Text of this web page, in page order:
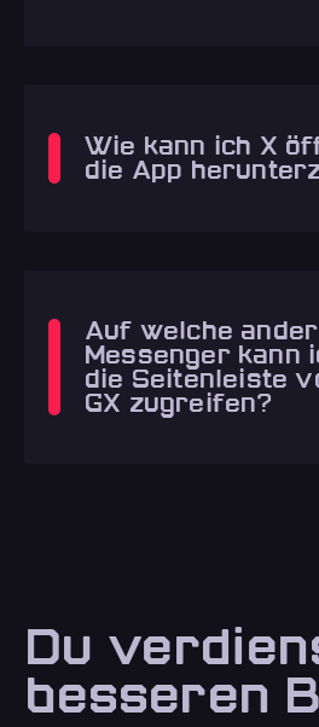
Wie kann ich X
die App
Auf welche
Messenger kann
die Seitenleiste
GX zugreifen?
Du
besseren